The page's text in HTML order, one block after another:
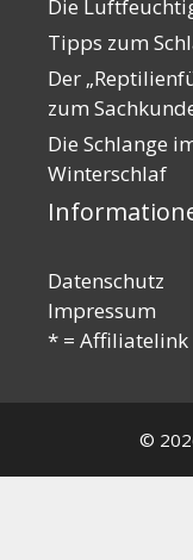
Die
Tipps zum
Der
zum
Die Schlange
Winterschlaf
Datenschutz
Impressum
* = Affiliatelink
©